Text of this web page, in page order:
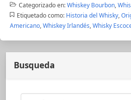
Categorizado en:Whiskey Bourbon,
Etiquetado como: Historia del Whisky,
Americano,Whiskey Irlandés,Whisky
Busqueda